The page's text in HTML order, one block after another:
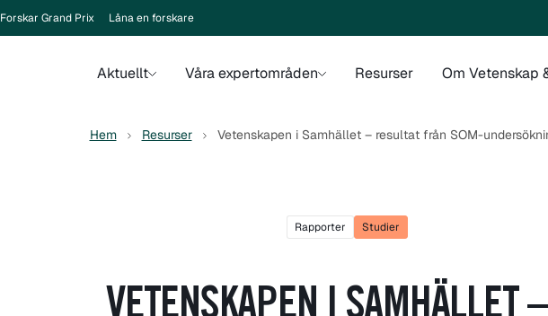
Forskar Grand Prix Låna en forskare
Aktuellt Våra expertområden Resurser Om Vetenskap
Hem Resurser Vetenskapen i Samhället – resultat från SOM-
Rapporter Studier